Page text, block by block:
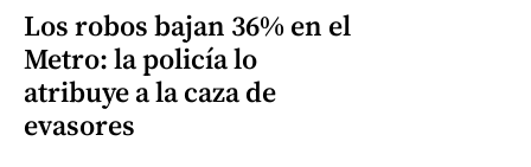
Los robos bajan 36% en el
Metro: la policía lo
atribuye a la caza de
evasores